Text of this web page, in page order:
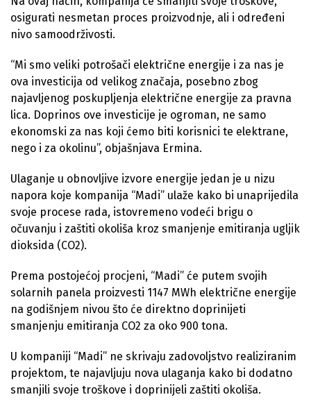
osigurati nesmetan proces proizvodnje, ali i određeni
nivo samoodrživosti.
“Mi smo veliki potrošači električne energije i za nas je
ova investicija od velikog značaja, posebno zbog
najavljenog poskupljenja električne energije za pravna
lica. Doprinos ove investicije je ogroman, ne samo
ekonomski za nas koji ćemo biti korisnici te elektrane,
nego i za okolinu”, objašnjava Ermina.
Ulaganje u obnovljive izvore energije jedan je u nizu
napora koje kompanija “Madi” ulaže kako bi unaprijedila
svoje procese rada, istovremeno vodeći brigu o
očuvanju i zaštiti okoliša kroz smanjenje emitiranja ugljik
dioksida (CO2).
Prema postojećoj procjeni, “Madi” će putem svojih
solarnih panela proizvesti 1147 MWh električne energije
na godišnjem nivou što će direktno doprinijeti
smanjenju emitiranja CO2 za oko 900 tona.
U kompaniji “Madi” ne skrivaju zadovoljstvo realiziranim
projektom, te najavljuju nova ulaganja kako bi dodatno
smanjili svoje troškove i doprinijeli zaštiti okoliša.